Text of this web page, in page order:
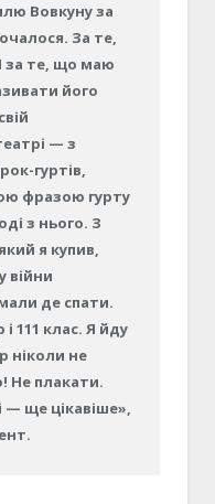
Вовкуну за
За те,
за те, що маю
його
— з
гуртів,
фразою гурту
з нього. З
я купив,
війни
де спати.
111 клас. Я йду
ніколи не
Не плакати.
ще цікавіше»,